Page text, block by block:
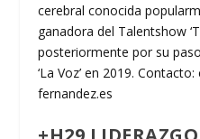
cerebral conocida
ganadora del Talentshow
posteriormente por su
‘La Voz’ en 2019.
fernandez.es